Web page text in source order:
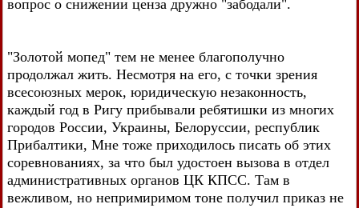
вопрос о снижении ценза дружно "забодали".
"Золотой мопед" тем не менее благополучно
продолжал жить. Несмотря на его, с точки зрения
всесоюзных мерок, юридическую незаконность,
каждый год в Ригу прибывали ребятишки из многих
городов России, Украины, Белоруссии, республик
Прибалтики, Мне тоже приходилось писать об этих
соревнованиях, за что был удостоен вызова в отдел
административных органов ЦК КПСС. Там в
вежливом, но непримиримом тоне получил приказ не